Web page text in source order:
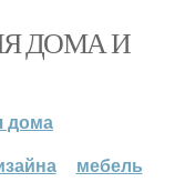
ДОМА И
дома
мебель